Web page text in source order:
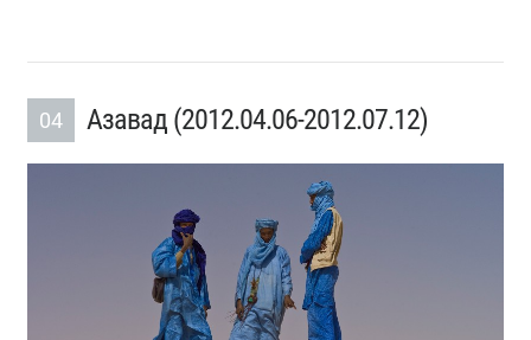
04 Азавад (​2012.04.06-2012.07.12)